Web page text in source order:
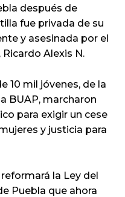
después de
fue privada de su
y asesinada por el
Alexis N.
10 mil jóvenes, de la
BUAP, marcharon
para exigir un cese
y justicia para
la Ley del
Puebla que ahora